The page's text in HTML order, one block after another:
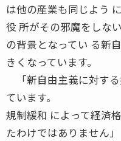
は他の産業も同じよう
役 所がその邪魔をしな
の背景となってい る新
きくなっています。
「新自由主義に対す
ています。
規制緩和 によって経済
たわけではありません